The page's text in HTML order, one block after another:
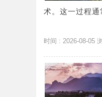
术。这一过程
时间 : 2026-08-05